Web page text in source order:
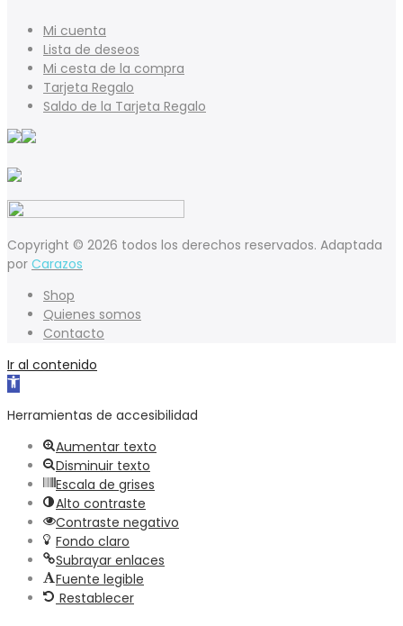
Mi cuenta
Lista de deseos
Mi cesta de la compra
Tarjeta Regalo
Saldo de la Tarjeta Regalo
Copyright © 2026 todos los derechos reservados. Adaptada
por Carazos
Shop
Quienes somos
Contacto
Ir al contenido
Abrir
de
herramientas
Herramientas de accesibilidad
Aumentar texto
Disminuir texto
Escala de grises
Alto contraste
Contraste negativo
Fondo claro
Subrayar enlaces
Fuente legible
Restablecer